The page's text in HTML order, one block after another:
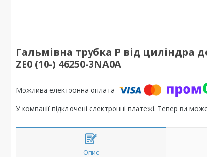
Гальмівна трубка P від циліндра
ZE0 (10-) 46250-3NA0A
У компанії підключені електронні платежі. Тепер ви
Опис